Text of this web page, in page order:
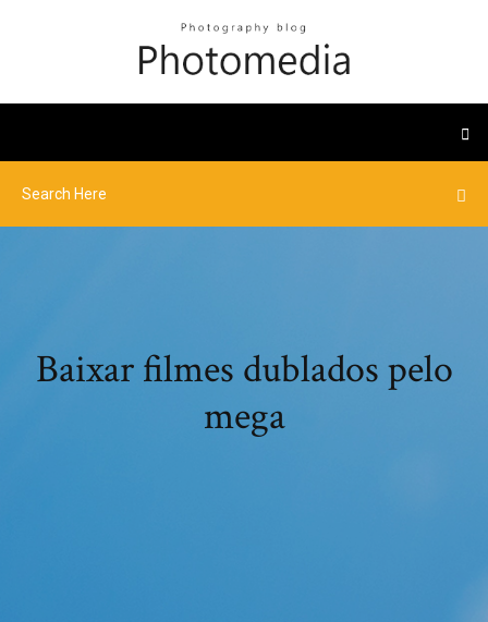
Baixar filmes dublados pelo
mega